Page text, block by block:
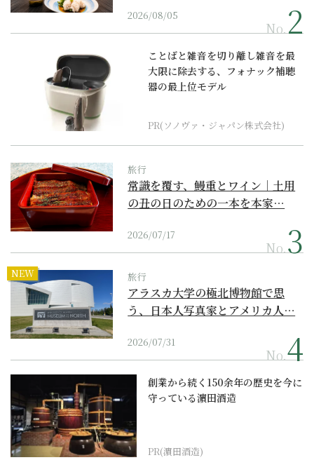
2026/08/05
No.
ことばと雑音を切り離し雑音を最
大限に除去する、フォナック補聴
器の最上位モデル
PR(ソノヴァ・ジャパン株式会社)
旅行
常識を覆す、鰻重とワイン｜土用
の丑の日のための一本を本家…
2026/07/17
No.
NEW 旅行
アラスカ大学の極北博物館で思
う、日本人写真家とアメリカ人…
2026/07/31
No.
創業から続く150余年の歴史を今に
守っている濵田酒造
PR(濵田酒造)